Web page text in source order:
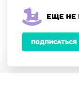
Еще не
ПОДПИСАТЬСЯ